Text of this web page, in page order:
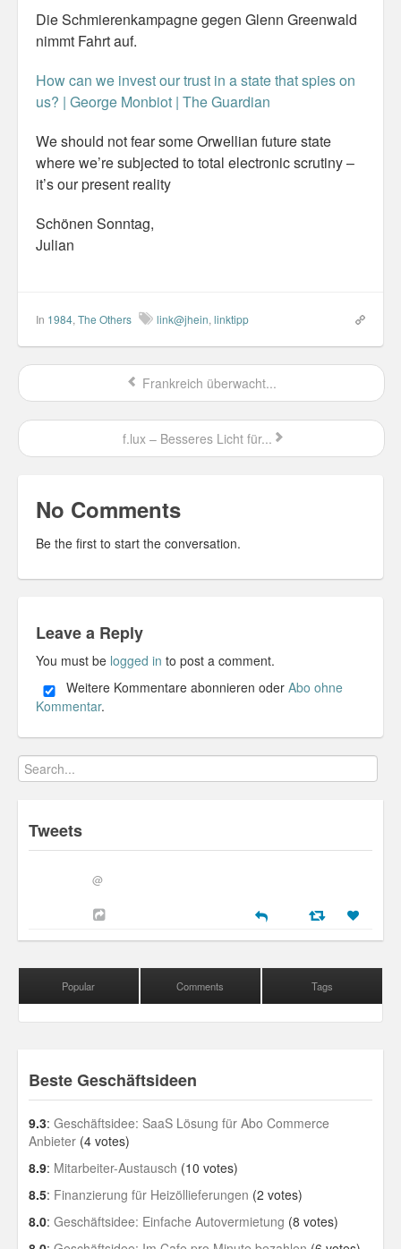
GTD and shit
Vorsprung durch Technik
Wild Stuff
Psychos
Personal
Sideblog
Die Schmierenkampagne gegen Glenn Greenwald
nimmt Fahrt auf.
How can we invest our trust in a state that spies on
us? | George Monbiot | The Guardian
We should not fear some Orwellian future state
where we’re subjected to total electronic scrutiny –
it’s our present reality
Schönen Sonntag,
Julian
In 1984, The Others link@jhein, linktipp
Frankreich überwacht...
f.lux – Besseres Licht für...
No Comments
Be the first to start the conversation.
Leave a Reply
You must be logged in to post a comment.
Weitere Kommentare abonnieren oder Abo ohne
Kommentar.
Tweets
@
Popular Comments Tags
Beste Geschäftsideen
9.3: Geschäftsidee: SaaS Lösung für Abo Commerce
Anbieter (4 votes)
8.9: Mitarbeiter-Austausch (10 votes)
8.5: Finanzierung für Heizöllieferungen (2 votes)
8.0: Geschäftsidee: Einfache Autovermietung (8 votes)